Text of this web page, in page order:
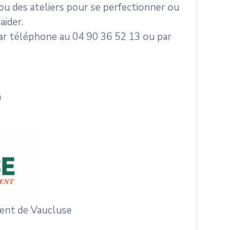
des ateliers pour se perfectionner ou
téléphone au 04 90 36 52 13 ou par
de Vaucluse